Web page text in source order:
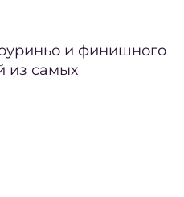
и финишного
из самых